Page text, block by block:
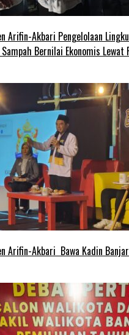
Arifin-Akbari Pengelolaan
Bernilai Ekonomis Lewat
Arifin-Akbari Bawa Kadin